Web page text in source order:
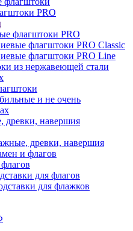
PRO
флагштоки PRO
флагштоки PRO Classic
флагштоки PRO Line
из нержавеющей стали
и не очень
древки, навершия
древки, навершия
и флагов
для флагов
для флажков